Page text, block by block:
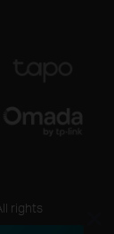
rights